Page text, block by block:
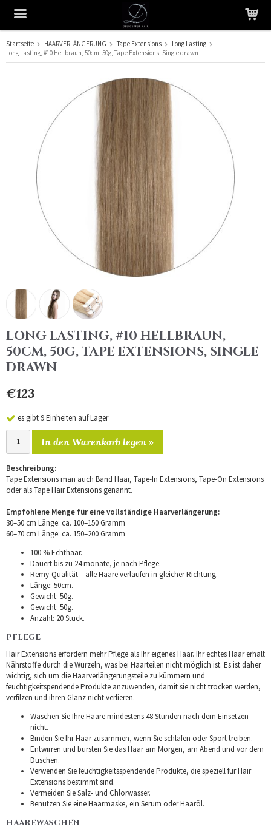
Das Produkt wurde in Ihren Warenkorb gelegt
Startseite HAARVERLÄNGERUNG Tape Extensions
Long Lasting
Long Lasting, #10 Hellbraun, 50cm, 50g, Tape Extensions, Single drawn
LONG LASTING, #10 HELLBRAUN,
50CM, 50G, TAPE EXTENSIONS, SINGLE
DRAWN
€123
es gibt 9 Einheiten auf Lager
In den Warenkorb legen »
Beschreibung:
Tape Extensions man auch Band Haar, Tape-In Extensions, Tape-On Extensions
oder als Tape Hair Extensions genannt.
Empfohlene Menge für eine vollständige Haarverlängerung:
30–50 cm Länge: ca. 100–150 Gramm
60–70 cm Länge: ca. 150–200 Gramm
100 % Echthaar.
Dauert bis zu 24 monate, je nach Pflege.
Remy-Qualität – alle Haare verlaufen in gleicher Richtung.
Länge: 50cm.
Gewicht: 50g.
Gewicht: 50g.
Anzahl: 20 Stück.
PFLEGE
Hair Extensions erfordern mehr Pflege als Ihr eigenes Haar. Ihr echtes Haar erhält
Nährstoffe durch die Wurzeln, was bei Haarteilen nicht möglich ist. Es ist daher
wichtig, sich um die Haarverlängerungsteile zu kümmern und
feuchtigkeitspendende Produkte anzuwenden, damit sie nicht trocken werden,
verfilzen und ihren Glanz nicht verlieren.
Waschen Sie Ihre Haare mindestens 48 Stunden nach dem Einsetzen
nicht.
Binden Sie Ihr Haar zusammen, wenn Sie schlafen oder Sport treiben.
Entwirren und bürsten Sie das Haar am Morgen, am Abend und vor dem
Duschen.
Verwenden Sie feuchtigkeitsspendende Produkte, die speziell für Hair
Extensions bestimmt sind.
Vermeiden Sie Salz- und Chlorwasser.
Benutzen Sie eine Haarmaske, ein Serum oder Haaröl.
HAAREWASCHEN